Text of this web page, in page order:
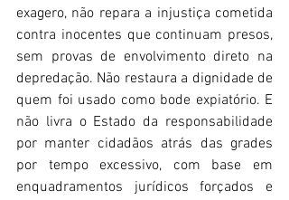
exagero, não repara a injustiça cometida
contra inocentes que continuam presos,
sem provas de envolvimento direto na
depredação. Não restaura a dignidade de
quem foi usado como bode expiatório. E
não livra o Estado da responsabilidade
por manter cidadãos atrás das grades
por tempo excessivo, com base em
enquadramentos jurídicos forçados e